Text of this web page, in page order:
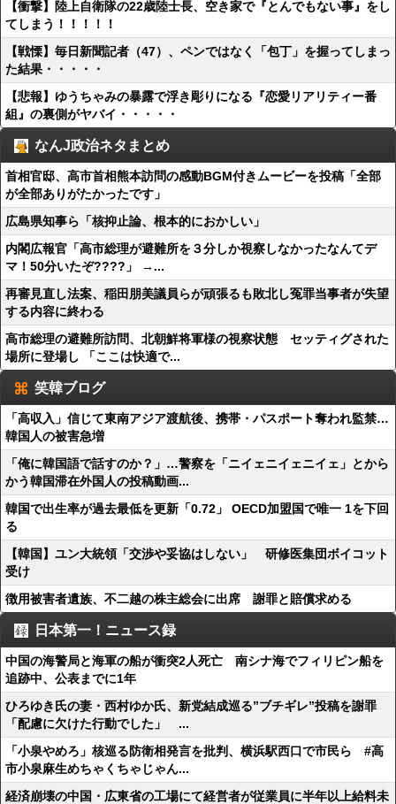
【衝撃】陸上自衛隊の22歳陸士長、空き家で『とんでもない事』をし
てしまう！！！！！
【戦慄】毎日新聞記者（47）、ペンではなく「包丁」を握ってしまっ
た結果・・・・・
【悲報】ゆうちゃみの暴露で浮き彫りになる『恋愛リアリティー番
組』の裏側がヤバイ・・・・・
なんJ政治ネタまとめ
首相官邸、高市首相熊本訪問の感動BGM付きムービーを投稿「全部
が全部ありがたかったです」
広島県知事ら「核抑止論、根本的におかしい」
内閣広報官「高市総理が避難所を３分しか視察しなかったなんてデ
マ！50分いたぞ????」 →...
再審見直し法案、稲田朋美議員らが頑張るも敗北し冤罪当事者が失望
する内容に終わる
高市総理の避難所訪問、北朝鮮将軍様の視察状態 セッティグされた
場所に登場し 「ここは快適で...
笑韓ブログ
「高収入」信じて東南アジア渡航後、携帯・パスポート奪われ監禁…
韓国人の被害急増
「俺に韓国語で話すのか？」…警察を「ニイェニイェニイェ」とから
かう韓国滞在外国人の投稿動画...
韓国で出生率が過去最低を更新「0.72」 OECD加盟国で唯一 1を下回
る
【韓国】ユン大統領「交渉や妥協はしない」 研修医集団ボイコット
受け
徴用被害者遺族、不二越の株主総会に出席 謝罪と賠償求める
日本第一！ニュース録
中国の海警局と海軍の船が衝突2人死亡 南シナ海でフィリピン船を
追跡中、公表までに1年
ひろゆき氏の妻・西村ゆか氏、新党結成巡る”ブチギレ”投稿を謝罪
「配慮に欠けた行動でした」 ...
「小泉やめろ」核巡る防衛相発言を批判、横浜駅西口で市民ら #高
市小泉麻生めちゃくちゃじゃん...
経済崩壊の中国・広東省の工場にて経営者が従業員に半年以上給料未